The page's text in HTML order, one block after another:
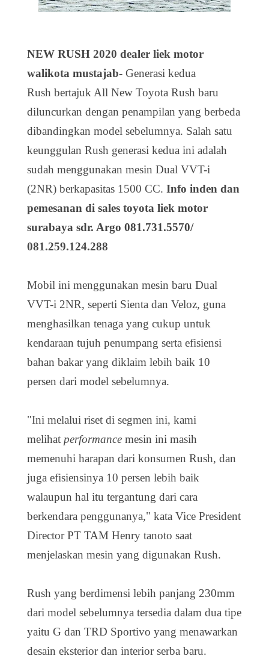
NEW RUSH 2020 dealer liek motor
walikota mustajab- Generasi kedua
Rush bertajuk All New Toyota Rush baru
diluncurkan dengan penampilan yang berbeda
dibandingkan model sebelumnya. Salah satu
keunggulan Rush generasi kedua ini adalah
sudah menggunakan mesin Dual VVT-i
(2NR) berkapasitas 1500 CC. Info inden dan
pemesanan di sales toyota liek motor
surabaya sdr. Argo 081.731.5570/
081.259.124.288
Mobil ini menggunakan mesin baru Dual
VVT-i 2NR, seperti Sienta dan Veloz, guna
menghasilkan tenaga yang cukup untuk
kendaraan tujuh penumpang serta efisiensi
bahan bakar yang diklaim lebih baik 10
persen dari model sebelumnya.
"Ini melalui riset di segmen ini, kami
melihat performance mesin ini masih
memenuhi harapan dari konsumen Rush, dan
juga efisiensinya 10 persen lebih baik
walaupun hal itu tergantung dari cara
berkendara penggunanya," kata Vice President
Director PT TAM Henry tanoto saat
menjelaskan mesin yang digunakan Rush.
Rush yang berdimensi lebih panjang 230mm
dari model sebelumnya tersedia dalam dua tipe
yaitu G dan TRD Sportivo yang menawarkan
desain eksterior dan interior serba baru.